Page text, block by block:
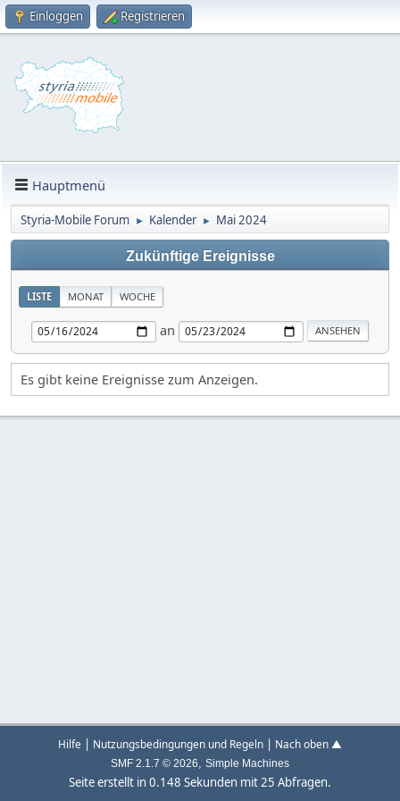
Einloggen Registrieren
Hauptmenü
Styria-Mobile Forum ► Kalender ► Mai 2024
Zukünftige Ereignisse
LISTE MONAT WOCHE
an
Es gibt keine Ereignisse zum Anzeigen.
Hilfe | Nutzungsbedingungen und Regeln | Nach oben ▲
SMF 2.1.7 © 2026, Simple Machines
Seite erstellt in 0.148 Sekunden mit 25 Abfragen.